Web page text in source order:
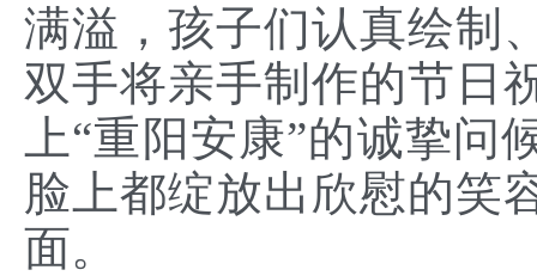
满溢，孩子们认真绘制
双手将亲手制作的节日
上“重阳安康”的诚挚
脸上都绽放出欣慰的笑
面。